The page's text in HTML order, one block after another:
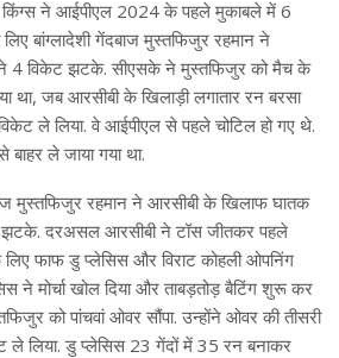
ने आईपीएल 2024 के पहले मुकाबले में 6
बांग्लादेशी गेंदबाज मुस्तफिजुर रहमान ने
4 विकेट झटके. सीएसके ने मुस्तफिजुर को मैच के
था, जब आरसीबी के खिलाड़ी लगातार रन बरसा
ले लिया. वे आईपीएल से पहले चोटिल हो गए थे.
ले जाया गया था.
मुस्तफिजुर रहमान ने आरसीबी के खिलाफ घातक
झटके. दरअसल आरसीबी ने टॉस जीतकर पहले
फाफ डु प्लेसिस और विराट कोहली ओपनिंग
ने मोर्चा खोल दिया और ताबड़तोड़ बैटिंग शुरू कर
को पांचवां ओवर सौंपा. उन्होंने ओवर की तीसरी
ले लिया. डु प्लेसिस 23 गेंदों में 35 रन बनाकर